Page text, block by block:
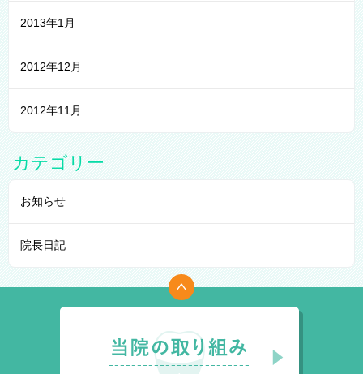
2013年1月
2012年12月
2012年11月
カテゴリー
お知らせ
院長日記